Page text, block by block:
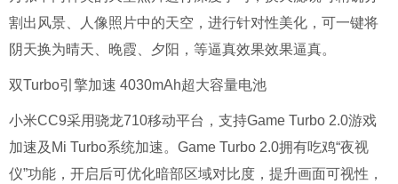
割出风景、人像照片中的天空，进行针对性美化，可一键将
阴天换为晴天、晚霞、夕阳 ， 等逼真效果效果逼真。
双Turbo引擎加速 4030mAh超大容量电池
小米CC9采用骁龙710移动平台，支持Game Turbo 2.0游戏
加速及Mi Turbo系统加速。Game Turbo 2.0拥有吃鸡“夜视
仪”功能，开启后可优化暗部区域对比度，提升画面可视性，